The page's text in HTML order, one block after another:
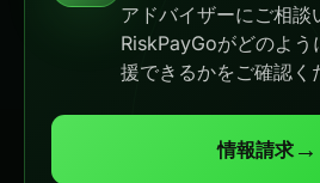
アドバイザーにご相談
RiskPayGoがどのよう
援できるかをご確認く
情報請求 →